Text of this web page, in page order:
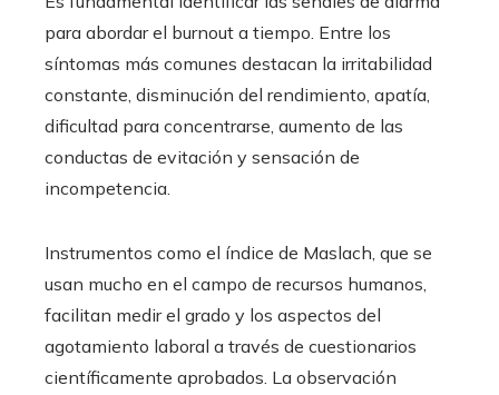
para abordar el burnout a tiempo. Entre los
síntomas más comunes destacan la irritabilidad
constante, disminución del rendimiento, apatía,
dificultad para concentrarse, aumento de las
conductas de evitación y sensación de
incompetencia.
Instrumentos como el índice de Maslach, que se
usan mucho en el campo de recursos humanos,
facilitan medir el grado y los aspectos del
agotamiento laboral a través de cuestionarios
científicamente aprobados. La observación